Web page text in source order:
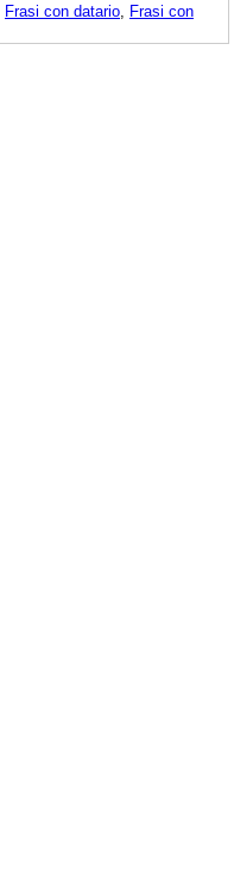
Frasi con datario Frasi con